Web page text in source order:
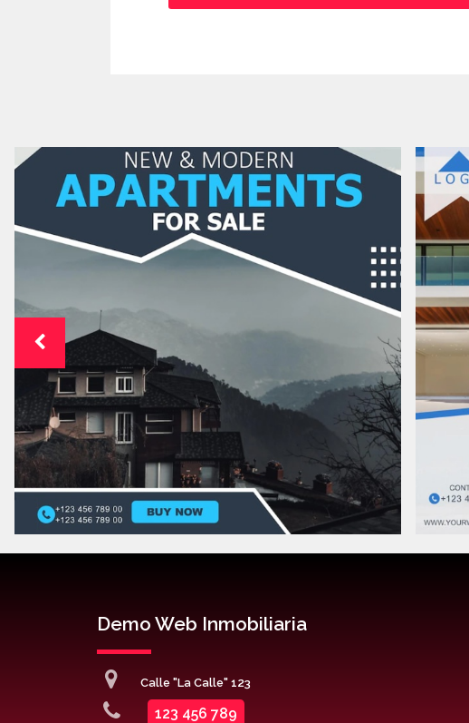
Demo Web Inmobiliaria
Calle "La Calle" 123
123 456 789